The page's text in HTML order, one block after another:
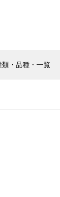
類・品種・一覧